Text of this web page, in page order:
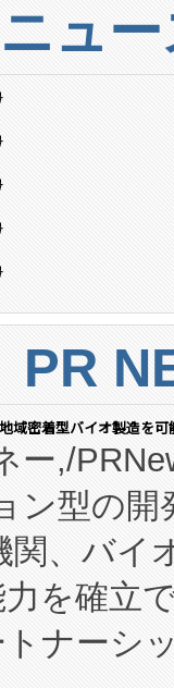
ュ
PR
域密着型バイオ製造を
ー,/
ン型の
関、バイ
を確立
ナーシ